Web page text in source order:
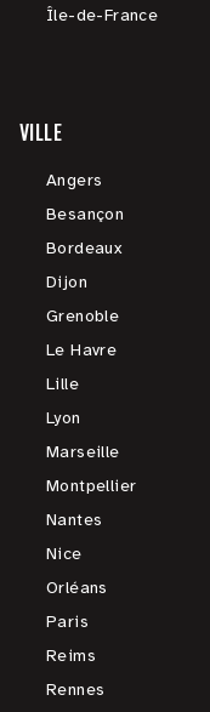
Île-de-France
VILLE
Angers
Besançon
Bordeaux
Dijon
Grenoble
Le Havre
Lille
Lyon
Marseille
Montpellier
Nantes
Nice
Orléans
Paris
Reims
Rennes